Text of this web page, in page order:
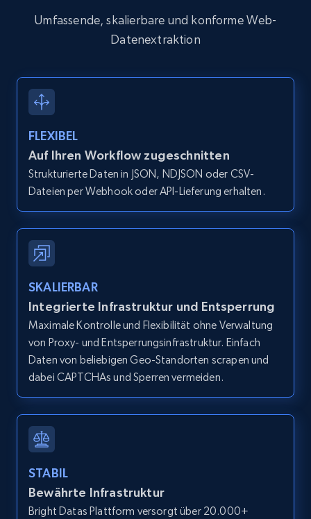
IsCurrentSignedInAgentResponsible, Bedrooms,
Zillow properties listing information -
Discover by custom filters - location, home
type and status
Zpid, City, State, HomeStatus, Address,
IsListingClaimedByCurrentSignedInUser,
IsCurrentSignedInAgentResponsible, Bedrooms,
and more.
12K+
Zillow properties listing information -
Search by parameters on zillow and use the
direct link as input
IsCurrentSignedInAgentResponsible, Bedrooms,
and more.
12K+ 1.3K+
Umfassende, skalierbare und konforme Web-
Datenextraktion
FLEXIBEL
Auf Ihren Workflow zugeschnitten
Strukturierte Daten in JSON, NDJSON oder CSV-
Dateien per Webhook oder API-Lieferung erhalten.
SKALIERBAR
Integrierte Infrastruktur und Entsperrung
Maximale Kontrolle und Flexibilität ohne Verwaltung
von Proxy- und Entsperrungsinfrastruktur. Einfach
Daten von beliebigen Geo-Standorten scrapen und
dabei CAPTCHAs und Sperren vermeiden.
STABIL
Bewährte Infrastruktur
Bright Datas Plattform versorgt über 20.000+